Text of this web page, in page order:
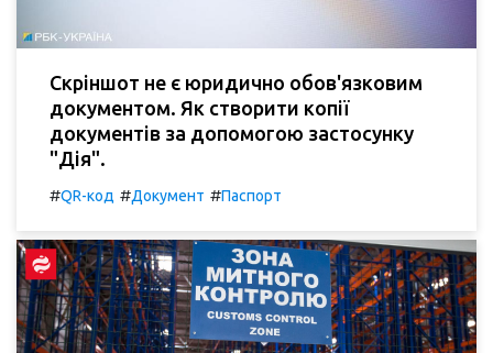
Скріншот не є юридично обов'язковим
документом. Як створити копії
документів за допомогою застосунку
"Дія".
#QR-код #Документ #Паспорт